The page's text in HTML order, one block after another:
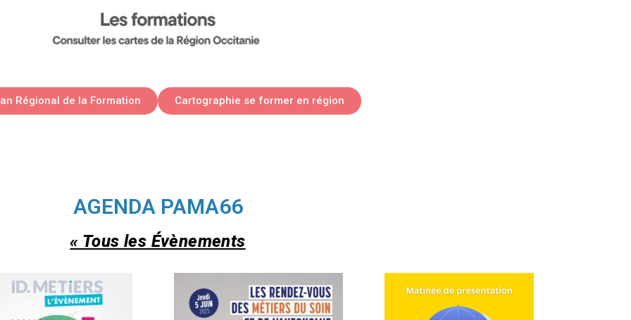
Régional de la Formation Cartographie se former en région
AGENDA PAMA66
« Tous les Évènements